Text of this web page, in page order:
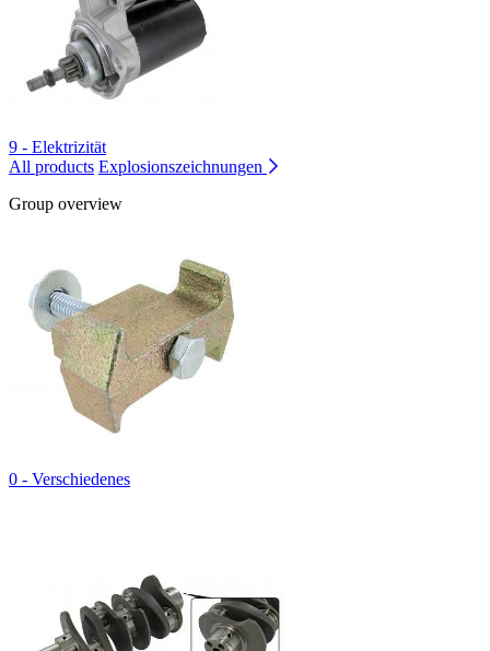
9 - Elektrizität
All products Explosionszeichnungen
Group overview
0 - Verschiedenes